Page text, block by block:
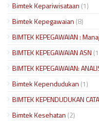
Bimtek Kepariwisataan (1)
Bimtek Kepegawaian (8)
BIMTEK KEPEGAWAIAN :
BIMTEK KEPEGAWAIAN ASN
BIMTEK KEPEGAWAIAN:
Bimtek Kependudukan (1)
BIMTEK KEPENDUDUKAN
Bimtek Kesehatan (2)